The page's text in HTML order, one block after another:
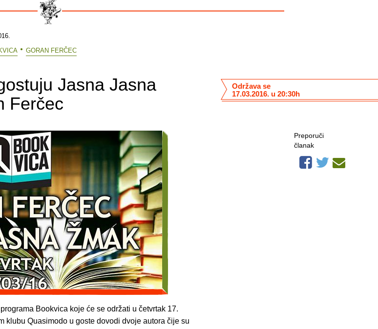
GORAN FERČEC
Jasna Jasna
Ferčec
Održava se
17.03.2016. u 20:30h
Bookvica koje će se održati u četvrtak 17.
klubu Quasimodo u goste dovodi dvoje autora čije su
Preporuči
članak